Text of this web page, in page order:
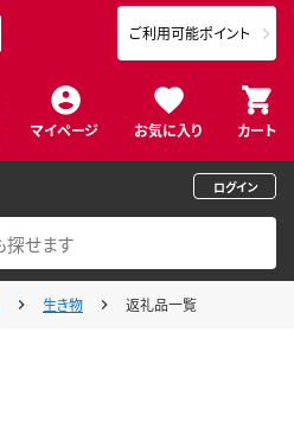
マイページ お気に入り カート
ご利用可能ポイント
ログイン
生き物 返礼品一覧